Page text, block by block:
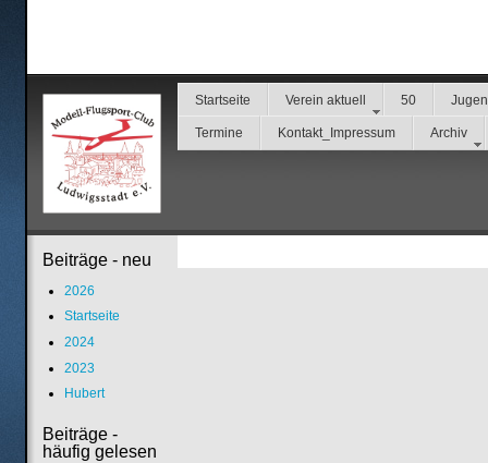
Startseite Verein aktuell 50
Termine Kontakt_Impressum Archiv
Beiträge - neu
2026
Startseite
2024
2023
Hubert
Beiträge -
häufig gelesen